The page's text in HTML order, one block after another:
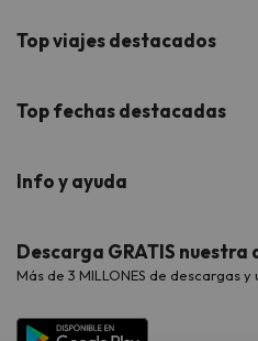
Buscounchollo en los medios
Proveedores
Viajes para grupos
Hoteles Andalucía
Hoteles Cataluña
Hoteles Galicia
Top viajes destacados
Viajes con Niños
Viajes de Novios
Chollos con Todo Incluido
Chollos en la playa
Top fechas destacadas
Verano
Vacaciones en Agosto
Info y ayuda
Contáctanos
Preguntas frecuentes
Descarga GRATIS nuestra
Más de 3 MILLONES de descargas